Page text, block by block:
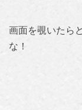
画面を覗いたら
な！